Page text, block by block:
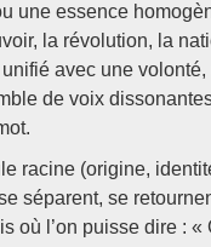
une essence
la révolution, la
avec une
de voix
racine (origine,
séparent, se
où l’on puisse dire :